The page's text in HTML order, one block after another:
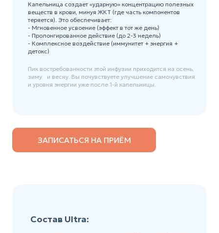
Капельница создает «ударную» концентрацию полезных
веществ в крови, минуя ЖКТ (где часть компонентов
теряется). Это обеспечивает:
- Мгновенное усвоение (эффект в тот же день)
- Пролонгированное действие (до 2-3 недель)
- Комплексное воздействие (иммунитет + энергия +
детокс)
Пик востребованности этой инфузии приходится на осень,
зиму и весну. Вы почувствуете улучшение самочувствия
и уровня энергии уже после 1-й капельницы.
ЗАПИСАТЬСЯ НА ПРИЁМ
Состав Ultra: